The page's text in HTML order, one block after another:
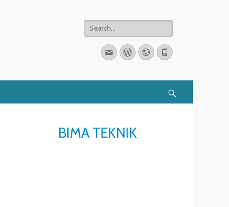
Search
for:
EmailWordPress
WebsitePhone
BIMA TEKNIK